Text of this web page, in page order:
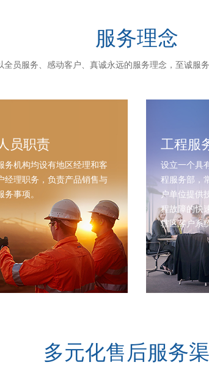
服务理念
全员服务、感动客户、真诚永远的服务理念，至诚服
员职责
务机构均设有地区经理和客
经理职务，负责产品销售与
务事项。
工程服
设立一个具
程服务部，
户单位提供
程故障的快
辖区客户系
多元化售后服务